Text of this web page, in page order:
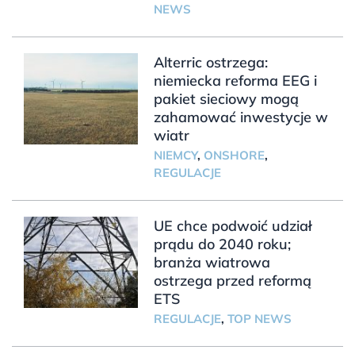
NEWS
Alterric ostrzega:
niemiecka reforma EEG i
pakiet sieciowy mogą
zahamować inwestycje w
wiatr
NIEMCY, ONSHORE,
REGULACJE
UE chce podwoić udział
prądu do 2040 roku;
branża wiatrowa
ostrzega przed reformą
ETS
REGULACJE, TOP NEWS